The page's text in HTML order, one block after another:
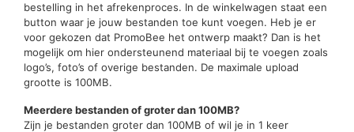
bestelling in het afrekenproces. In de winkelwagen staat een
button waar je jouw bestanden toe kunt voegen. Heb je er
voor gekozen dat PromoBee het ontwerp maakt? Dan is het
mogelijk om hier ondersteunend materiaal bij te voegen zoals
logo’s, foto’s of overige bestanden. De maximale upload
grootte is 100MB.
Meerdere bestanden of groter dan 100MB?
Zijn je bestanden groter dan 100MB of wil je in 1 keer